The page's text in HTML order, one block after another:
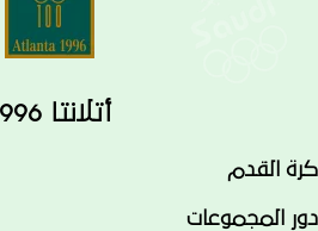
أتلانتا 1996
كرة القدم
دور المجموعات